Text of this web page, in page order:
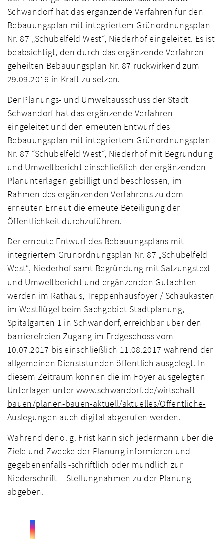
Schwandorf hat das ergänzende Verfahren für den
Bebauungsplan mit integriertem Grünordnungsplan
Nr. 87 „Schübelfeld West“, Niederhof eingeleitet. Es ist
beabsichtigt, den durch das ergänzende Verfahren
geheilten Bebauungsplan Nr. 87 rückwirkend zum
29.09.2016 in Kraft zu setzen.
Der Planungs- und Umweltausschuss der Stadt
Schwandorf hat das ergänzende Verfahren
eingeleitet und den erneuten Entwurf des
Bebauungsplan mit integriertem Grünordnungsplan
Nr. 87 “Schübelfeld West“, Niederhof mit Begründung
und Umweltbericht einschließlich der ergänzenden
Planunterlagen gebilligt und beschlossen, im
Rahmen des ergänzenden Verfahrens zu dem
erneuten Erneut die erneute Beteiligung der
Öffentlichkeit durchzuführen.
Der erneute Entwurf des Bebauungsplans mit
integriertem Grünordnungsplan Nr. 87 „Schübelfeld
West“, Niederhof samt Begründung mit Satzungstext
und Umweltbericht und ergänzenden Gutachten
werden im Rathaus, Treppenhausfoyer / Schaukasten
im Westflügel beim Sachgebiet Stadtplanung,
Spitalgarten 1 in Schwandorf, erreichbar über den
barrierefreien Zugang im Erdgeschoss vom
10.07.2017 bis einschließlich 11.08.2017 während der
allgemeinen Dienststunden öffentlich ausgelegt. In
diesem Zeitraum können die im Foyer ausgelegten
Unterlagen unterwww.schwandorf.de/wirtschaft-
bauen/planen-bauen-aktuell/aktuelles/Öffentliche-
Auslegungen auch digital abgerufen werden.
Während der o. g. Frist kann sich jedermann über die
Ziele und Zwecke der Planung informieren und
gegebenenfalls -schriftlich oder mündlich zur
Niederschrift – Stellungnahmen zu der Planung
abgeben.